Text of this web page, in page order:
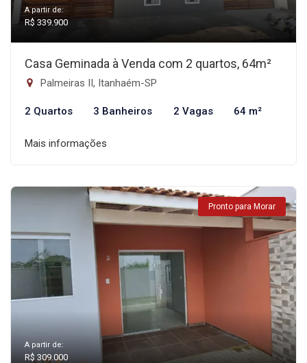
A partir de:
R$ 339.900
Casa Geminada à Venda com 2 quartos, 64m²
Palmeiras II, Itanhaém-SP
2 Quartos 3 Banheiros 2 Vagas 64 m²
Mais informações
Pronto para Morar
A partir de:
R$ 309.000